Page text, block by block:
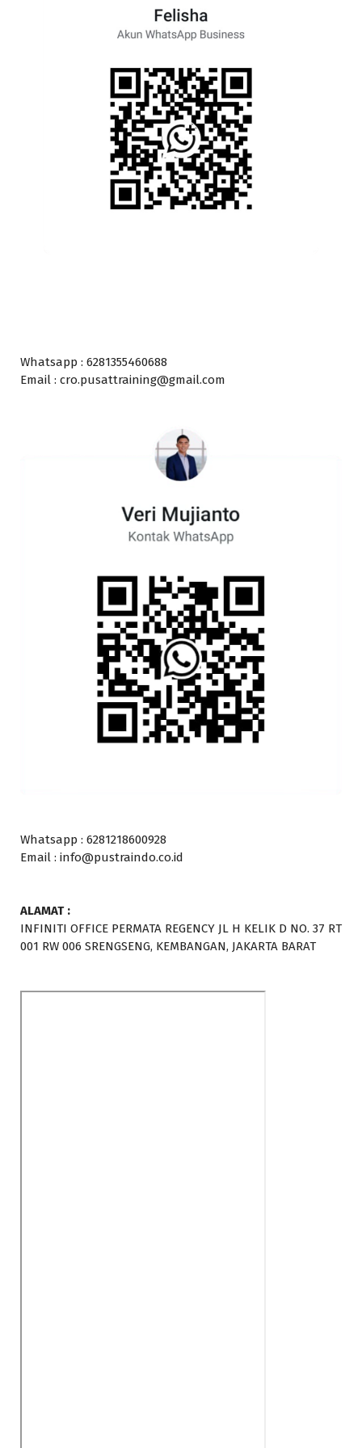
Whatsapp : 6281355460688
Email : cro.pusattraining@gmail.com
Whatsapp : 6281218600928
Email : info@pustraindo.co.id
ALAMAT :
INFINITI OFFICE PERMATA REGENCY JL H KELIK D NO. 37 RT
001 RW 006 SRENGSENG, KEMBANGAN, JAKARTA BARAT